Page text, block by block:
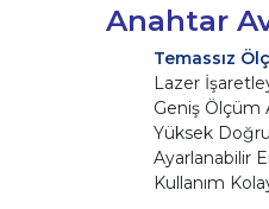
Anahtar
Temassız
Lazer
Geniş Ölçüm
Yüksek
Ayarlanabilir
Kullanım